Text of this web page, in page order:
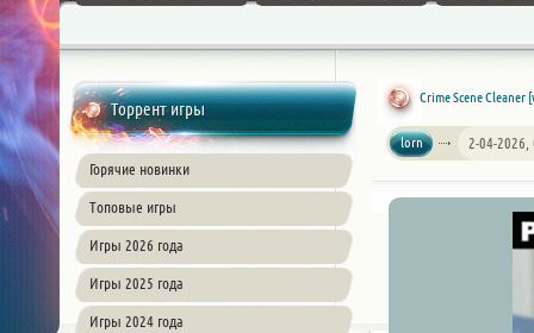
Торрент игры
Горячие новинки
Топовые игры
Игры 2026 года
Игры 2025 года
Игры 2024 года
Crime Scene Cleaner
lorn 2-04-2026,